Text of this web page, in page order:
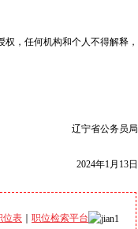
，任何机构和个人不得解释，
辽宁省公务员局
2024年1月13日
位表 ｜ 职位检索平台